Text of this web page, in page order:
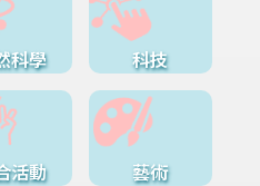
科學 科技
活動 藝術